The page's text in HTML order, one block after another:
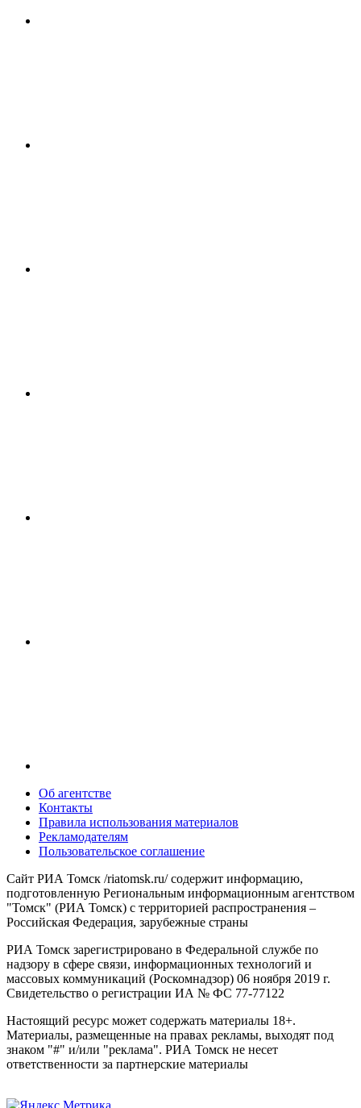
Об агентстве
Контакты
Правила использования материалов
Рекламодателям
Пользовательское соглашение
Сайт РИА Томск /riatomsk.ru/ содержит информацию,
подготовленную Региональным информационным агентством
"Томск" (РИА Томск) с территорией распространения –
Российская Федерация, зарубежные страны
РИА Томск зарегистрировано в Федеральной службе по
надзору в сфере связи, информационных технологий и
массовых коммуникаций (Роскомнадзор) 06 ноября 2019 г.
Свидетельство о регистрации ИА № ФС 77-77122
Настоящий ресурс может содержать материалы 18+.
Материалы, размещенные на правах рекламы, выходят под
знаком "#" и/или "реклама". РИА Томск не несет
ответственности за партнерские материалы